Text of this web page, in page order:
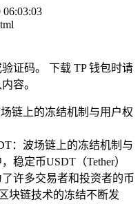
06:03:03
证码。 下载 TP 钱包时请
容。
：波场链上的冻结机制与
稳定币USDT（Tether）
许多交易者和投资者的币
块链技术的冻结不断发